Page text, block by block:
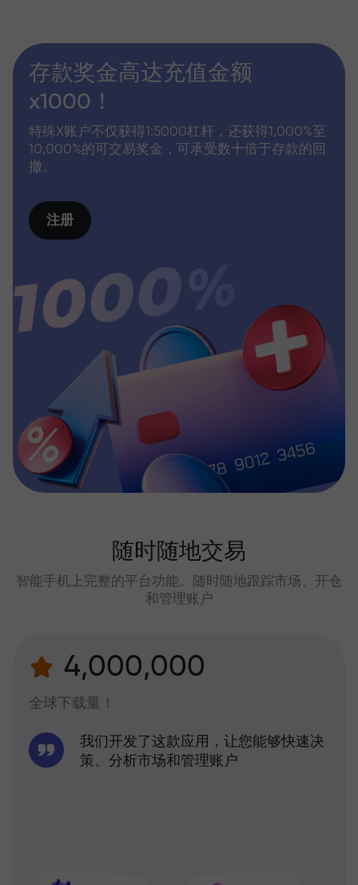
存款奖金高达充值金额
x1000！
特殊X账户不仅获得1:5000杠杆，还获得1,000%至
10,000%的可交易奖金，可承受数十倍于存款的回
撤。
注册
随时随地交易
智能手机上完整的平台功能。随时随地跟踪市场、开仓
和管理账户
4,000,000
全球下载量！
我们开发了这款应用，让您能够快速决
策、分析市场和管理账户